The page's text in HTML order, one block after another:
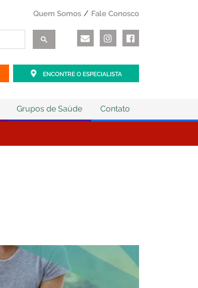
Quem Somos Fale Conosco
ENCONTRE O ESPECIALISTA
Grupos de Saúde Contato